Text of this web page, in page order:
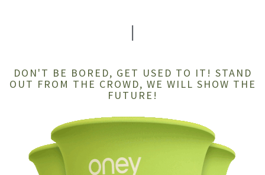
DON'T BE BORED, GET USED TO IT! STAND
OUT FROM THE CROWD, WE WILL SHOW THE
FUTURE!